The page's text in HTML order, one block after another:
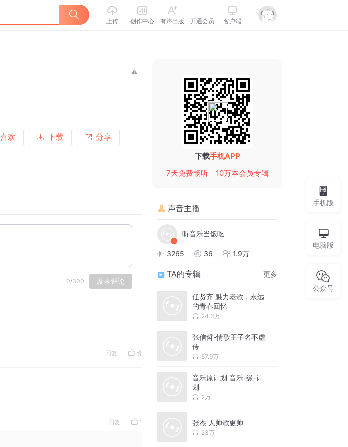
上传 创作中心 有声出版 开通会员 客户端
喜欢
下载 分享
0/300 发表评论
回复 赞
回复 1
下载手机APP
7天免费畅听
10万本会员专辑
声音主播
听音乐当饭吃
3265 36 1.9万
TA的专辑 更多
任贤齐 魅力老歌，永远
的青春回忆
24.3万
张信哲-情歌王子名不虚
传
57.9万
音乐原计划 音乐-缘-计
划
2万
张杰 人帅歌更帅
23万
手机版
电脑版
公众号